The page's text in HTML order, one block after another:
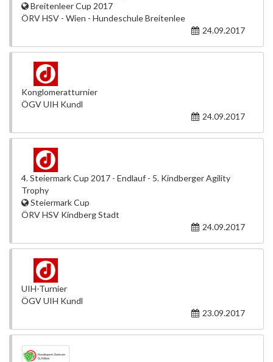
Breitenleer Cup 2017
ÖRV HSV - Wien - Hundeschule Breitenlee
24.09.2017
Konglomeratturnier
ÖGV UIH Kundl
24.09.2017
4. Steiermark Cup 2017 - Endlauf - 5. Kindberger Agility
Trophy
Steiermark Cup
ÖRV HSV Kindberg Stadt
24.09.2017
UIH-Turnier
ÖGV UIH Kundl
23.09.2017